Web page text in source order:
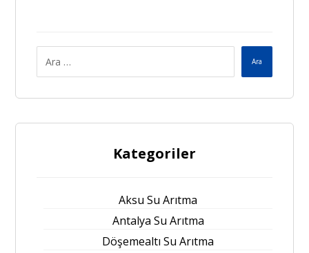
Ara
Kategoriler
Aksu Su Arıtma
Antalya Su Arıtma
Döşemealtı Su Arıtma